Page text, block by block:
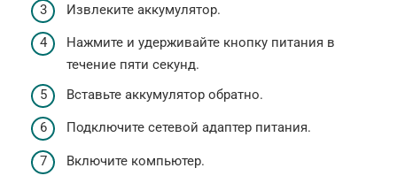
Извлеките аккумулятор.
Нажмите и удерживайте кнопку питания в
течение пяти секунд.
Вставьте аккумулятор обратно.
Подключите сетевой адаптер питания.
Включите компьютер.